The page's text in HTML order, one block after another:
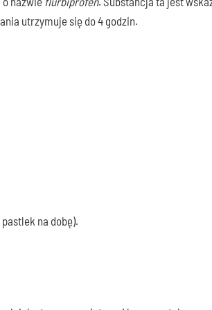
utrzymuje się do 4 godzin.
na dobę).